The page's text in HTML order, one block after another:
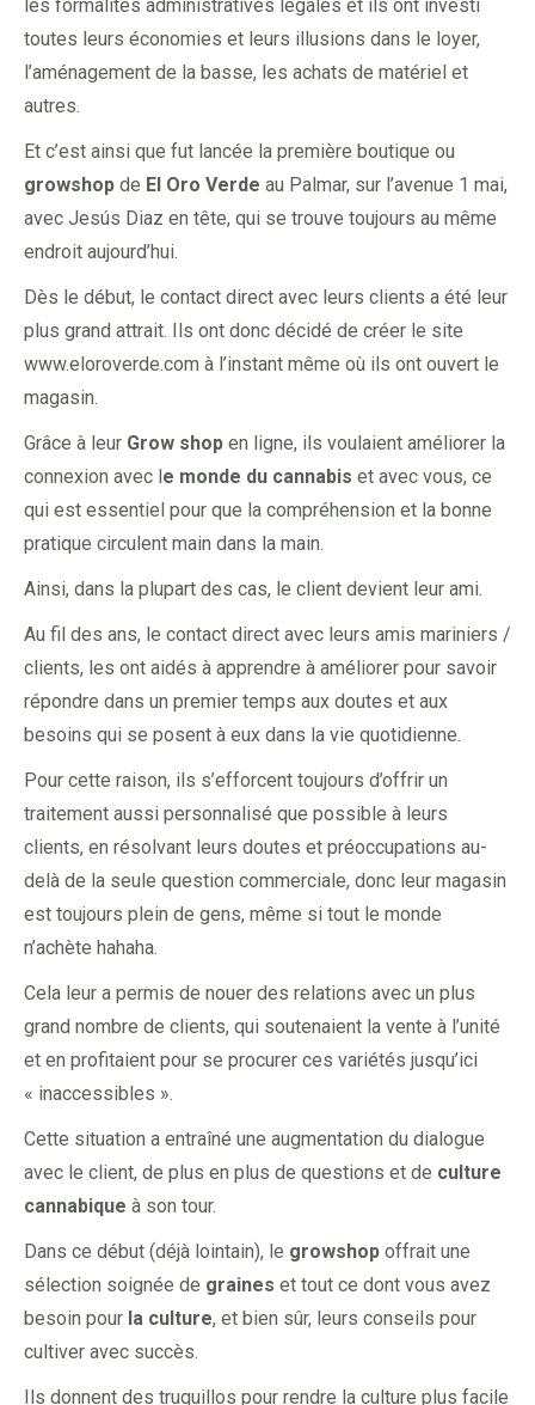
les formalités administratives légales et ils ont investi
toutes leurs économies et leurs illusions dans le loyer,
l’aménagement de la basse, les achats de matériel et
autres.
Et c’est ainsi que fut lancée la première boutique ou
growshop de El Oro Verde au Palmar, sur l’avenue 1 mai,
avec Jesús Diaz en tête, qui se trouve toujours au même
endroit aujourd’hui.
Dès le début, le contact direct avec leurs clients a été leur
plus grand attrait. Ils ont donc décidé de créer le site
www.eloroverde.com à l’instant même où ils ont ouvert le
magasin.
Grâce à leur Grow shop en ligne, ils voulaient améliorer la
connexion avec le monde du cannabis et avec vous, ce
qui est essentiel pour que la compréhension et la bonne
pratique circulent main dans la main.
Ainsi, dans la plupart des cas, le client devient leur ami.
Au fil des ans, le contact direct avec leurs amis mariniers /
clients, les ont aidés à apprendre à améliorer pour savoir
répondre dans un premier temps aux doutes et aux
besoins qui se posent à eux dans la vie quotidienne.
Pour cette raison, ils s’efforcent toujours d’offrir un
traitement aussi personnalisé que possible à leurs
clients, en résolvant leurs doutes et préoccupations au-
delà de la seule question commerciale, donc leur magasin
est toujours plein de gens, même si tout le monde
n’achète hahaha.
Cela leur a permis de nouer des relations avec un plus
grand nombre de clients, qui soutenaient la vente à l’unité
et en profitaient pour se procurer ces variétés jusqu’ici
« inaccessibles ».
Cette situation a entraîné une augmentation du dialogue
avec le client, de plus en plus de questions et de culture
cannabique à son tour.
Dans ce début (déjà lointain), le growshop offrait une
sélection soignée de graines et tout ce dont vous avez
besoin pour la culture, et bien sûr, leurs conseils pour
cultiver avec succès.
Ils donnent des truquillos pour rendre la culture plus facile